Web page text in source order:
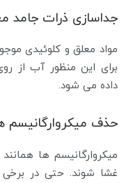
جداسازی ذرات جامد
مواد معلق و کلوئیدی
برای این منظور آب از
داده می شود.
حذف میکروارگانیسم
میکروارگانیسم ها
غشا شوند. حتی در برخی